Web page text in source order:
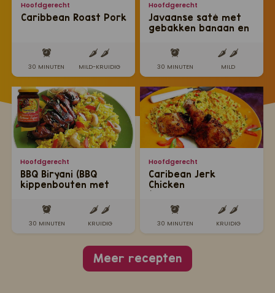
Hoofdgerecht
Caribbean Roast Pork
30 MINUTEN MILD-KRUIDIG
Hoofdgerecht
BBQ Biryani (BBQ
kippenbouten met
rijst)
30 MINUTEN KRUIDIG
Hoofdgerecht
Javaanse saté met
gebakken banaan en
30 MINUTEN MILD
Hoofdgerecht
Caribean Jerk
Chicken
Caribbische kip)
30 MINUTEN KRUIDIG
Meer recepten